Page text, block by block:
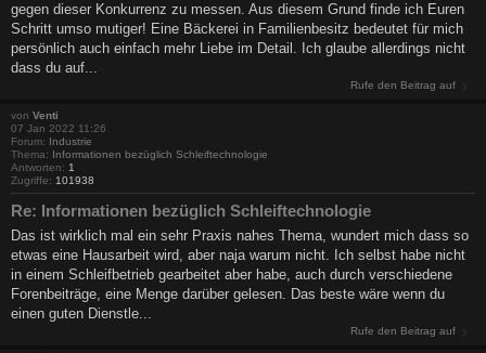
gegen dieser Konkurrenz zu messen. Aus diesem Grund finde ich Euren
Schritt umso mutiger! Eine Bäckerei in Familienbesitz bedeutet für mich
persönlich auch einfach mehr Liebe im Detail. Ich glaube allerdings nicht
dass du auf...
Rufe den Beitrag auf
von Venti
07 Jan 2022 11:26
Forum:
Industrie
Thema:
Informationen bezüglich Schleiftechnologie
Antworten: 1
Zugriffe: 101938
Re: Informationen bezüglich Schleiftechnologie
Das ist wirklich mal ein sehr Praxis nahes Thema, wundert mich dass so
etwas eine Hausarbeit wird, aber naja warum nicht. Ich selbst habe nicht
in einem Schleifbetrieb gearbeitet aber habe, auch durch verschiedene
Forenbeiträge, eine Menge darüber gelesen. Das beste wäre wenn du
einen guten Dienstle...
Rufe den Beitrag auf